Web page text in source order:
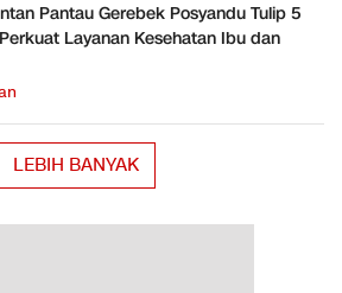
Pantau Gerebek Posyandu Tulip 5
Layanan Kesehatan Ibu dan
LEBIH BANYAK